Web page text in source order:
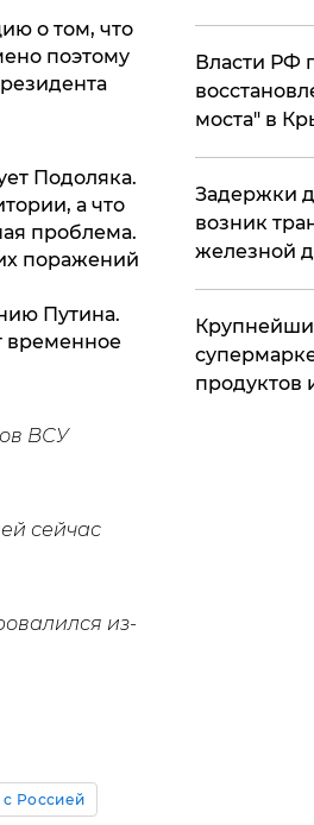
о том, что
поэтому
Подоляка.
а что
проблема.
поражений
Путина.
временное
ВСУ
сейчас
из-
Россией
Власти РФ
моста" в
Задержки
возник
железной
продуктов